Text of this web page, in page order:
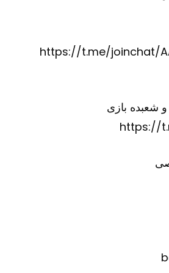
https://t.me/
بازی